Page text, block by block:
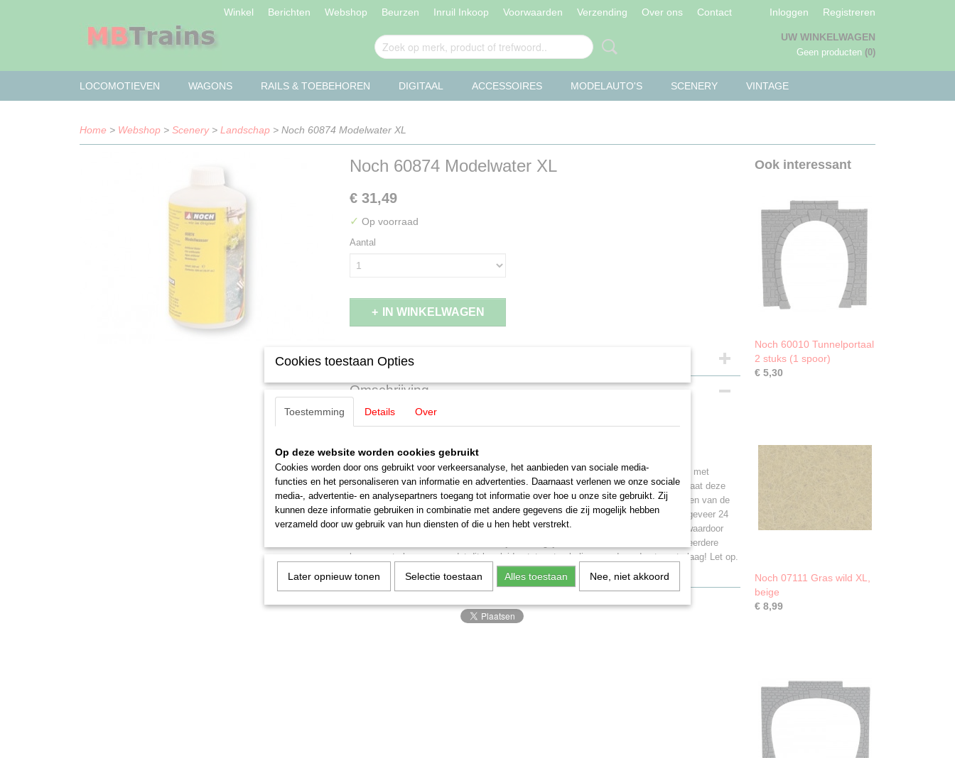
Winkel Berichten Webshop Beurzen Inruil Inkoop Voorwaarden Verzending Over ons Contact Inloggen Registreren
UW WINKELWAGEN
Geen producten (0)
LOCOMOTIEVEN WAGONS RAILS & TOEBEHOREN DIGITAAL ACCESSOIRES MODELAUTO'S SCENERY VINTAGE
Home > Webshop > Scenery> Landschap > Noch 60874 Modelwater XL
Noch 60874 Modelwater XL
€ 31,49
✓ Op voorraad
Aantal
IN WINKELWAGEN
Specificaties
EAN code
4007246608744
Productcode leverancier
Staat
Omschrijving
Noch 60874 Modelwater XL
Landschapsbouw Kant en klaar, 500 ml G,1,0,H0,H0M,H0E,TT,N,Z
Modelwater XL P. Speciaal voor het creëren van Waterpartijen op vijvers, meren en met
acrylverf (Art.nr. 60878) Toepassing: Verf een beek- of meerbodem of acrylverf en laat deze
volledig drogen. Hoe donkerder de kleur, hoe dieper het water lijkt. Giet na het drogen van de
verf het modelwater in één keer tot een diepte van ongeveer 2-3 mm. Droogtijd: ongeveer 24
uur. Tijdens het uitharden verliest het modelwater ongeveer 50% van zijn volume, waardoor
een waterniveau van 1-1,5 mm overblijft. Belangrijk: Het is niet aan te raden om meerdere
lagen aan te brengen, omdat dit kan leiden tot vertroebeling van de onderste waterlaag! Let op.
Veroorzaakt huidirritatie.
Ook interessant
Noch 60010 Tunnelportaal
2 stuks (1 spoor)
€ 5,30
Noch 07111 Gras wild XL,
beige
€ 8,99
Cookies toestaan Opties
Toestemming Details Over
Op deze website worden cookies gebruikt
Cookies worden door ons gebruikt voor verkeersanalyse, het aanbieden van sociale media-
functies en het personaliseren van informatie en advertenties. Daarnaast verlenen we onze sociale
media-, advertentie- en analysepartners toegang tot informatie over hoe u onze site gebruikt. Zij
kunnen deze informatie gebruiken in combinatie met andere gegevens die zij mogelijk hebben
verzameld door uw gebruik van hun diensten of die u hen hebt verstrekt.
Later opnieuw tonen Selectie toestaan Alles toestaan Nee, niet akkoord